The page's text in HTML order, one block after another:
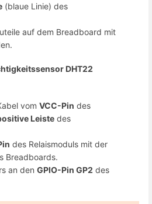
(blaue Linie) des
auf dem Breadboard mit
DHT22
vom VCC-Pin des
Leiste des
des Relaismoduls mit der
Breadboards.
an den GPIO-Pin GP2 des